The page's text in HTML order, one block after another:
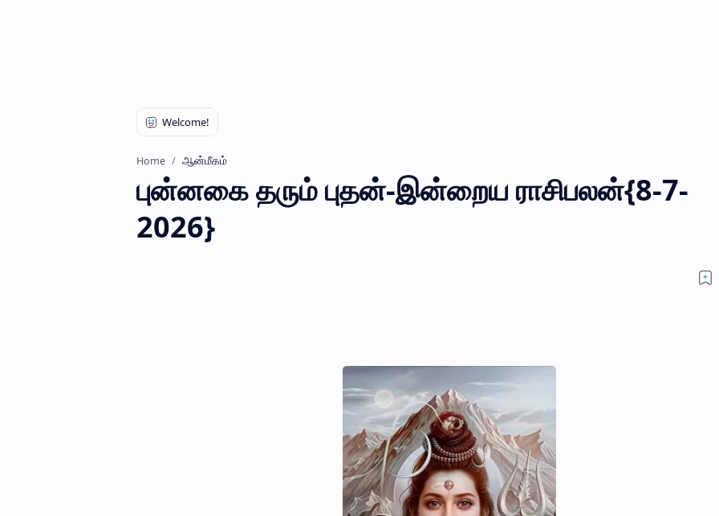
Home ஆன்மீகம்
புன்னகை தரும் புதன்-இன்றைய ராசிபலன்{8-7-
2026}